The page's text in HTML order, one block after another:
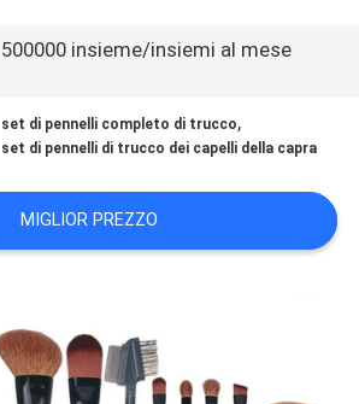
500000 insieme/insiemi al mese
set di pennelli completo di trucco,
set di pennelli di trucco dei capelli della capra
MIGLIOR PREZZO